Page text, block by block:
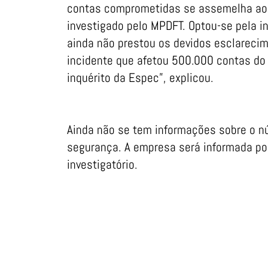
contas comprometidas se assemelha
investigado pelo MPDFT. Optou-se pela
ainda não prestou os devidos
incidente que afetou 500.000 contas
inquérito da Espec”, explicou.
Ainda não se tem informações sobre o
segurança. A empresa será informada
investigatório.